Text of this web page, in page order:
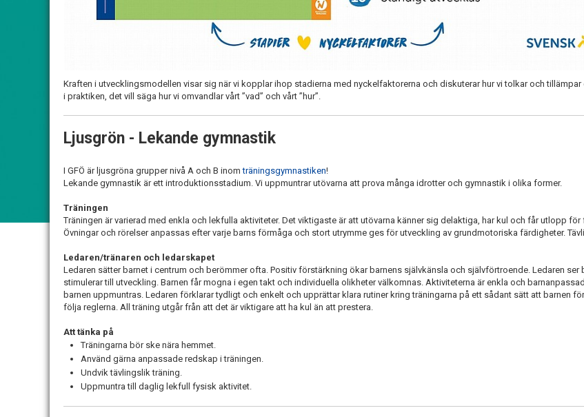
Kraften i utvecklingsmodellen visar sig när vi kopplar ihop stadierna med nyckelfaktorerna och diskuterar hur vi tolkar och
i praktiken, det vill säga hur vi omvandlar vårt ”vad” och vårt ”hur”.
Ljusgrön - Lekande gymnastik
I GFÖ är ljusgröna grupper nivå A och B inomträningsgymnastiken!
Lekande gymnastik är ett introduktionsstadium. Vi uppmuntrar utövarna att prova många idrotter och gymnastik i olika former.
Träningen
Träningen är varierad med enkla och lekfulla aktiviteter. Det viktigaste är att utövarna känner sig delaktiga, har kul och får utlopp
Övningar och rörelser anpassas efter varje barns förmåga och stort utrymme ges för utveckling av grundmotoriska färdigheter.
Ledaren/tränaren och ledarskapet
Ledaren sätter barnet i centrum och berömmer ofta. Positiv förstärkning ökar barnens självkänsla och självförtroende. Ledaren ser
stimulerar till utveckling. Barnen får mogna i egen takt och individuella olikheter välkomnas. Aktiviteterna är enkla och
barnen uppmuntras. Ledaren förklarar tydligt och enkelt och upprättar klara rutiner kring träningarna på ett sådant sätt att barnen
följa reglerna. All träning utgår från att det är viktigare att ha kul än att prestera.
Att tänka på
Träningarna bör ske nära hemmet.
Använd gärna anpassade redskap i träningen.
Undvik tävlingslik träning.
Uppmuntra till daglig lekfull fysisk aktivitet.